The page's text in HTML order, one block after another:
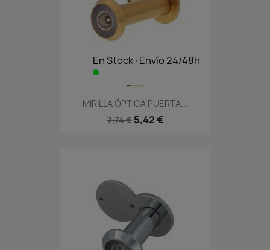
En Stock·Envío 24/48h
MIRILLA ÓPTICA PUERTA...
7,74 € 5,42 €